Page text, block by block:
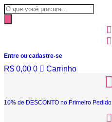
Ir
para
o
Pesquisar
produtos
Entre ou cadastre-se
R$ 0,00 0 Carrinho
10% de DESCONTO no Primeiro Pedido